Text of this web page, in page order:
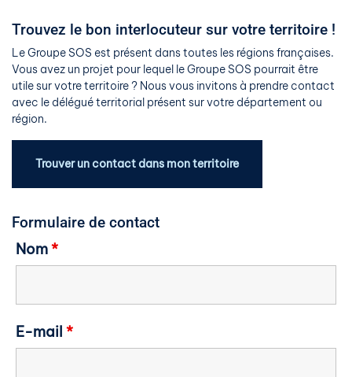
Trouvez le bon interlocuteur sur votre territoire !
Le Groupe SOS est présent dans toutes les régions françaises.
Vous avez un projet pour lequel le Groupe SOS pourrait être
utile sur votre territoire ? Nous vous invitons à prendre contact
avec le délégué territorial présent sur votre département ou
région.
Trouver un contact dans mon territoire
Formulaire de contact
Nom*
E-mail *